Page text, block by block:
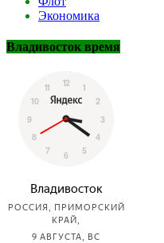
Экономика
Владивосток время